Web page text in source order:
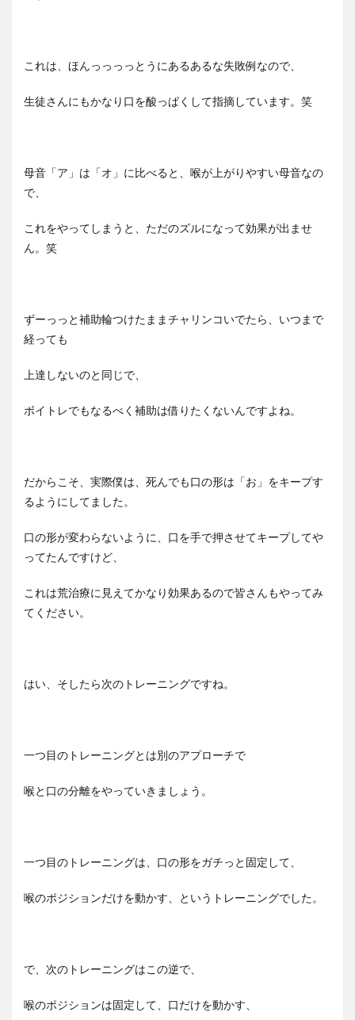
これは、ほんっっっっとうにあるあるな失敗例なので、
生徒さんにもかなり口を酸っぱくして指摘しています。笑
母音「ア」は「オ」に比べると、喉が上がりやすい母音なの
で、
これをやってしまうと、ただのズルになって効果が出ませ
ん。笑
ずーっっと補助輪つけたままチャリンコいでたら、いつまで
経っても
上達しないのと同じで、
ボイトレでもなるべく補助は借りたくないんですよね。
だからこそ、 実際僕は、死んでも口の形は「お」をキープす
るようにしてました。
口の形が変わらないように、口を手で押させてキープしてや
ってたんですけど、
これは荒治療に見えてかなり効果あるので皆さんもやってみ
てください。
はい、そしたら次のトレーニングですね。
一つ目のトレーニングとは別のアプローチで
喉と口の分離をやっていきましょう。
一つ目のトレーニングは、口の形をガチっと固定して、
喉のポジションだけを動かす、というトレーニングでした。
で、次のトレーニングはこの逆で、
喉のポジションは固定して、口だけを動かす、